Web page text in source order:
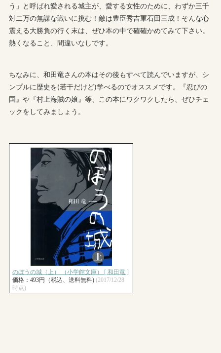
う」と呼ばれ愛される城主が、愛する女性のために、わずか三千
対二万の無謀な戦いに挑む！敵は豊臣秀吉軍石田三成！そんな心
震える大勝負の行く末は、ぜひ本の中で確確かめてみて下さい。
熱くなること、間違いなしです。
ちなみに、和田竜さんの本はその後もすべて読んでいますが、シ
ンプルに歴史を(若干だけど)学べるのでオススメです。『忍びの
国』や『村上海賊の娘』等、この本にワクワクしたら、ぜひチェ
ックをしてみましょう。